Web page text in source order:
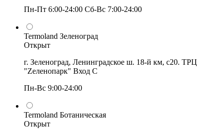
Пн-Пт 6:00-24:00 Сб-Вс 7:00-24:00
Termoland Зеленоград
Открыт
г. Зеленоград, Ленинградское ш. 18-й км, с20. ТРЦ
"Zеленопарк" Вход С
Пн-Вс 9:00-24:00
Termoland Ботаническая
Открыт